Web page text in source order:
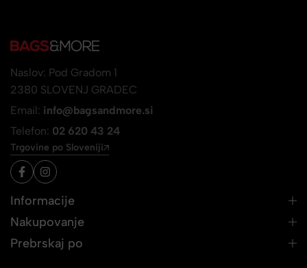
Naslov: Pod Gradom 1
2380 SLOVENJ GRADEC
Email: info@bagsandmore.si
Telefon: 02 620 43 24
Trgovine po Sloveniji
Informacije
Nakupovanje
Prebrskaj po